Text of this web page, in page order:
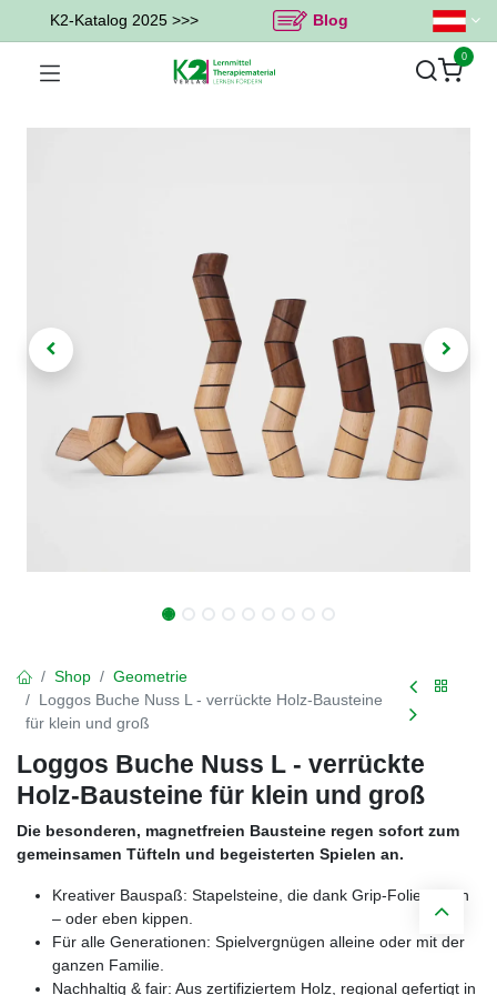
K2-Katalog 2025 >>> Blog
0
Shop
Geometrie
Loggos Buche Nuss L - verrückte Holz-Bausteine
für klein und groß
Loggos Buche Nuss L - verrückte
Holz-Bausteine für klein und groß
Die besonderen, magnetfreien Bausteine regen sofort zum
gemeinsamen Tüfteln und begeisterten Spielen an.
Kreativer Bauspaß: Stapelsteine, die dank Grip-Folie halten
– oder eben kippen.
Für alle Generationen: Spielvergnügen alleine oder mit der
ganzen Familie.
Nachhaltig & fair: Aus zertifiziertem Holz, regional gefertigt in